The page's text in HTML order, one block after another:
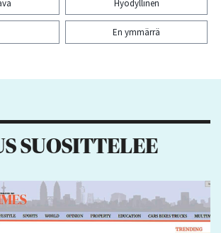
Hyödyllinen
En ymmärrä
SUOSITTELEE